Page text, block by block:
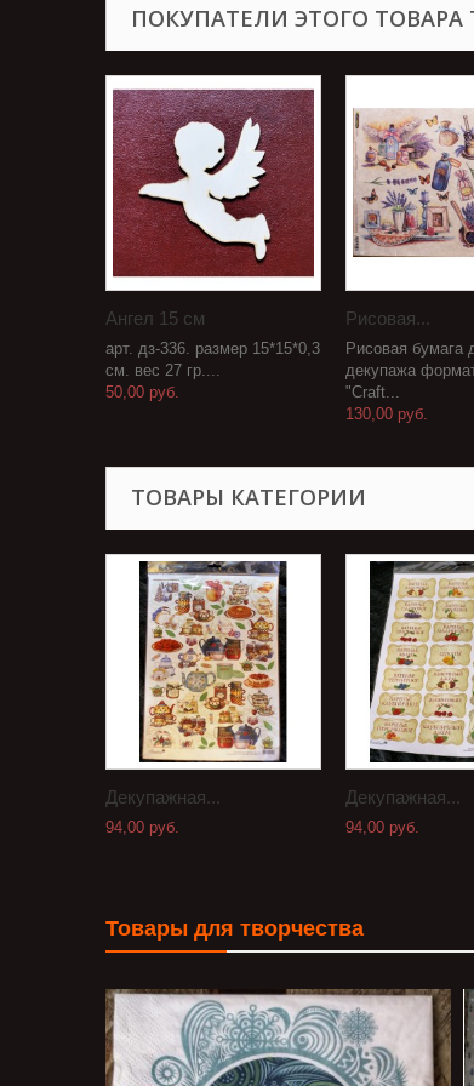
ПОКУПАТЕЛИ ЭТОГО ТОВАРА
Ангел 15 см
арт. дз-336. размер 15*15*0,3
см. вес 27 гр....
50,00 руб.
Рисовая...
Рисовая бумага
декупажа
"Craft...
130,00 руб.
ТОВАРЫ КАТЕГОРИИ
Декупажная...
94,00 руб.
Декупажная...
94,00 руб.
Товары для творчества